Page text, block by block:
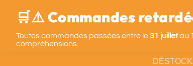
🛒⚠️ Commandes
Toutes commandes passées entre le31 juilletau
compréhensions.